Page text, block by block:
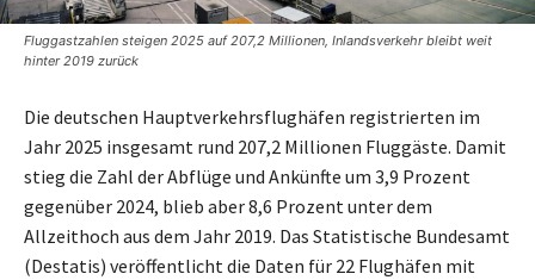
Fluggastzahlen steigen 2025 auf 207,2 Millionen, Inlandsverkehr bleibt weit
hinter 2019 zurück
Die deutschen Hauptverkehrsflughäfen registrierten im
Jahr 2025 insgesamt rund 207,2 Millionen Fluggäste. Damit
stieg die Zahl der Abflüge und Ankünfte um 3,9 Prozent
gegenüber 2024, blieb aber 8,6 Prozent unter dem
Allzeithoch aus dem Jahr 2019. Das Statistische Bundesamt
(Destatis) veröffentlicht die Daten für 22 Flughäfen mit